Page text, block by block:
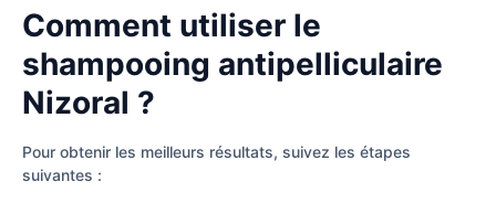
Comment utiliser le
shampooing antipelliculaire
Nizoral ?
Pour obtenir les meilleurs résultats, suivez les étapes
suivantes :